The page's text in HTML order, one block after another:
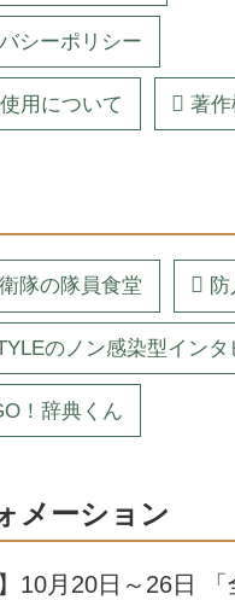
シーポリシー
用について 著
隊の隊員食堂
のノン感染型インタ
！辞典くん
メーション
】10月20日～26日